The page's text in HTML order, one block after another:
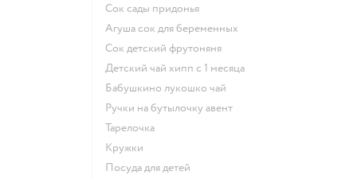
сок сады придонья
агуша сок для беременных
сок детский фрутоняня
детский чай хипп с 1 месяца
бабушкино лукошко чай
ручки на бутылочку авент
тарелочка
кружки
посуда для детей